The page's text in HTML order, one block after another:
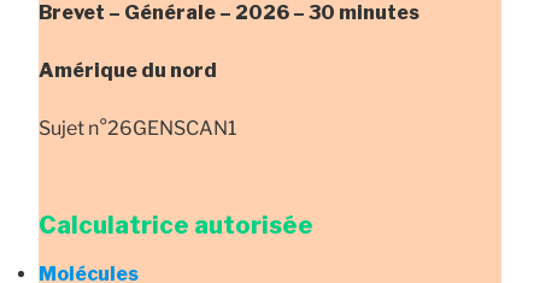
Brevet – Générale – 2026 – 30 minutes
Amérique du nord
Sujet n°26GENSCAN1
Calculatrice autorisée
Molécules